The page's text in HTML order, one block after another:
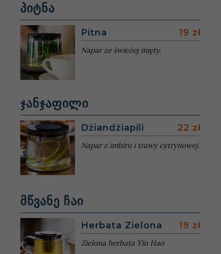
პიტნა
Pitna 19 zł
Napar ze świeżej mięty.
ჯანჯაფილი
Dżiandżiapili 22 zł
Napar z imbiru i trawy cytrynowej.
მწვანე ჩაი
Herbata Zielona 19 zł
Zielona herbata Yin Hao